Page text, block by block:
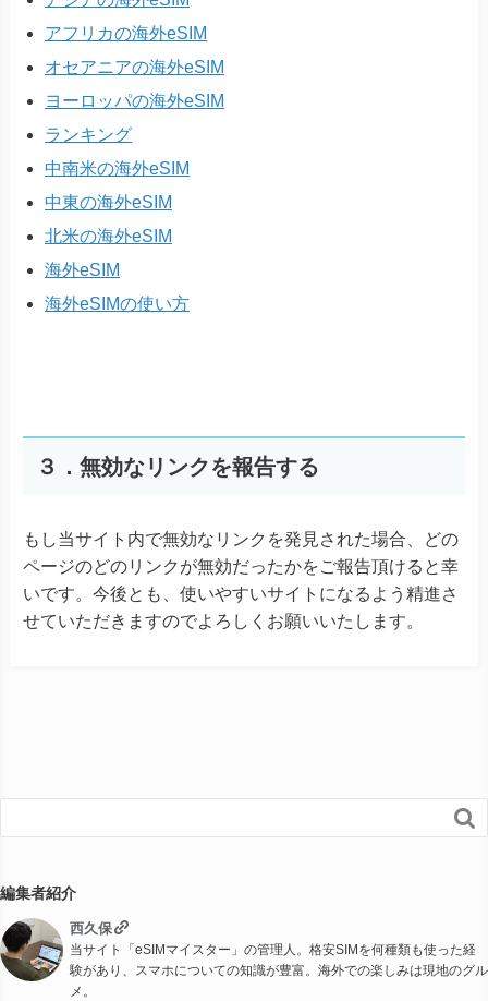
アフリカの海外eSIM
オセアニアの海外eSIM
ヨーロッパの海外eSIM
ランキング
中南米の海外eSIM
中東の海外eSIM
北米の海外eSIM
海外eSIM
海外eSIMの使い方
３．無効なリンクを報告する
もし当サイト内で無効なリンクを発見された場合、どの
ページのどのリンクが無効だったかをご報告頂けると幸
いです。今後とも、使いやすいサイトになるよう精進さ
せていただきますのでよろしくお願いいたします。

編集者紹介
西久保
当サイト「eSIMマイスター」の管理人。格安SIMを何種類も使った経
験があり、スマホについての知識が豊富。海外での楽しみは現地のグル
メ。